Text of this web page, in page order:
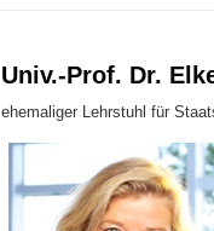
Univ.-Prof. Dr.
ehemaliger Lehrstuhl für